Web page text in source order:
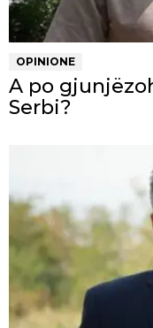
OPINIONE
A po
Serbi?